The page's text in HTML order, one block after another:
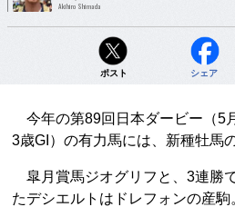
Akihiro Shimada
ポスト シェア
今年の第89回日本ダービー（5
3歳GI）の有力馬には、新種牡馬
皐月賞馬ジオグリフと、3連勝
たデシエルトはドレフォンの産